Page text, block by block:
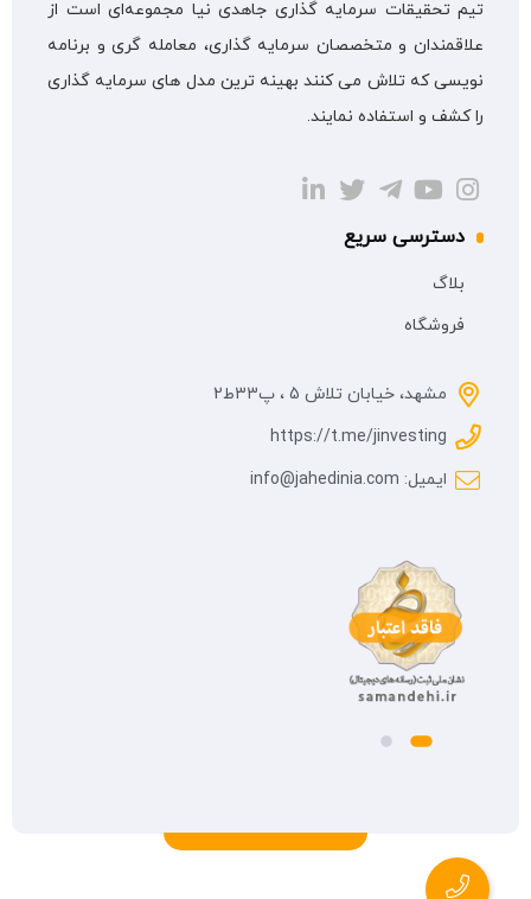
تیم تحقیقات سرمایه گذاری جاهدی نیا مجموعه‌ای است از
علاقمندان و متخصصان سرمایه گذاری، معامله گری و برنامه
نویسی که تلاش می کنند بهینه ترین مدل های سرمایه گذاری
را کشف و استفاده نمایند.
دسترسی سریع
بلاگ
فروشگاه
مشهد، خیابان تلاش 5 ، پ33ط2
https://t.me/jinvesting
ایمیل: info@jahedinia.com